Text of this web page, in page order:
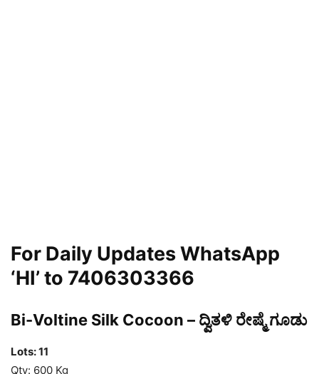
For Daily Updates WhatsApp
‘HI’ to 7406303366
Bi-Voltine Silk Cocoon – ದ್ವಿತಳಿ ರೇಷ್ಮೆ ಗೂಡು
Lots: 11
Qty: 600 Kg